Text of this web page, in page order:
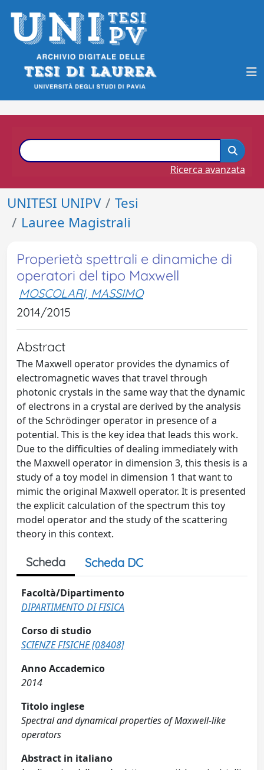
Ricerca avanzata
UNITESI UNIPV
Tesi
Lauree Magistrali
Properietà spettrali e dinamiche di
operatori del tipo Maxwell
MOSCOLARI, MASSIMO
2014/2015
Abstract
The Maxwell operator provides the dynamics of
electromagnetic waves that travel through
photonic crystals in the same way that the dynamic
of electrons in a crystal are derived by the analysis
of the Schrödinger operator in presence of a
potential. This is the key idea that leads this work.
Due to the difficulties of dealing immediately with
the Maxwell operator in dimension 3, this thesis is a
study of a toy model in dimension 1 that want to
mimic the original Maxwell operator. It is presented
the explicit calculation of the spectrum this toy
model operator and the study of the scattering
theory in this context.
Scheda Scheda DC
Facoltà/Dipartimento
DIPARTIMENTO DI FISICA
Corso di studio
SCIENZE FISICHE [08408]
Anno Accademico
2014
Titolo inglese
Spectral and dynamical properties of Maxwell-like
operators
Abstract in italiano